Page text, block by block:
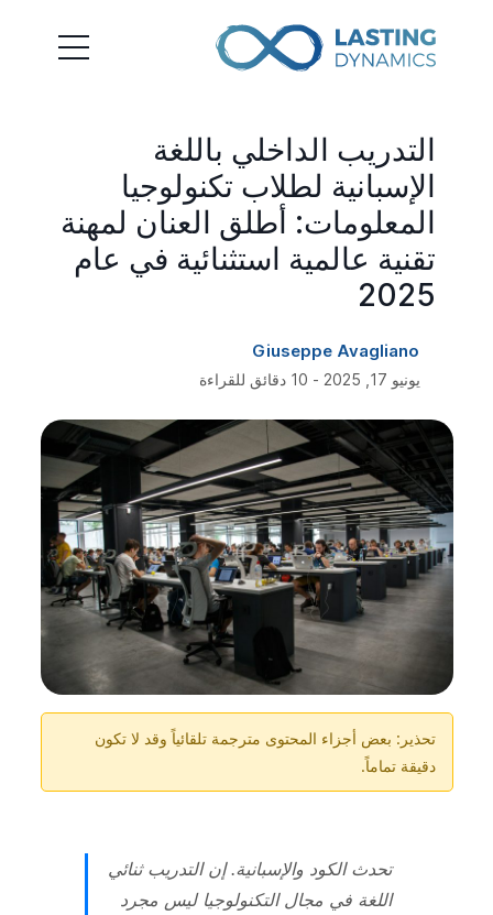
التدريب الداخلي باللغة
الإسبانية لطلاب تكنولوجيا
المعلومات: أطلق العنان لمهنة
تقنية عالمية استثنائية في عام
2025
Giuseppe Avagliano
يونيو 17, 2025 - 10 دقائق للقراءة
تحذير: بعض أجزاء المحتوى مترجمة تلقائياً وقد لا تكون
دقيقة تماماً.
تحدث الكود والإسبانية. إن التدريب ثنائي
اللغة في مجال التكنولوجيا ليس مجرد